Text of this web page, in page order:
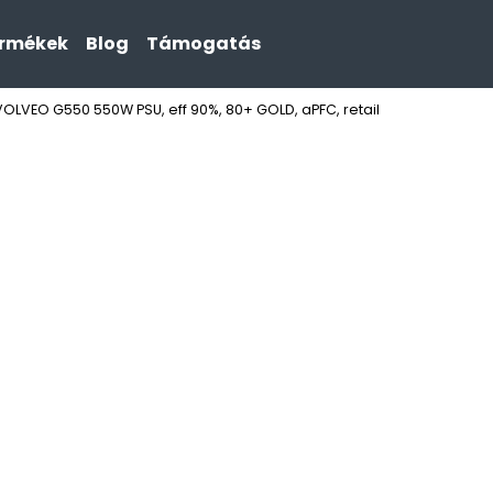
Blog Támogatás
G550 550W PSU, eff 90%, 80+ GOLD, aPFC, retail
Mit keres?